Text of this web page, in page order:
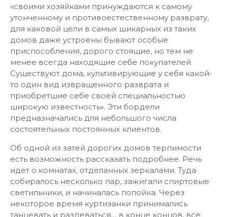
«своими хозяйками принуждаются к самому
утонченному и противоестественному разврату,
для каковой цели в самых шикарных из таких
домов даже устроены бывают особые
приспособления, дорого стоящие, но тем не
менее всегда находящие себе покупателей.
Существуют дома, культивирующие у себя какой-
то один вид извращенного разврата и
приобретшие себе своей специальностью
широкую известность». Эти бордели
предназначались для небольшого числа
состоятельных постоянных клиентов.
Об одной из затей дорогих домов терпимости
есть возможность рассказать подробнее. Речь
идет о комнатах, отделанных зеркалами. Туда
собиралось несколько пар, зажигали спиртовые
светильники, и начиналась попойка. Через
некоторое время куртизанки принимались
танцевать и раздеваться… в конце концов, все